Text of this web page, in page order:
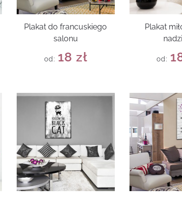
Plakat do francuskiego
salonu
od: 18 zł
Plakat
od: